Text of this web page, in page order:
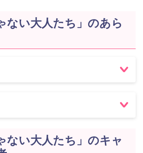
ない大人たち」のあら
ない大人たち」のキャ